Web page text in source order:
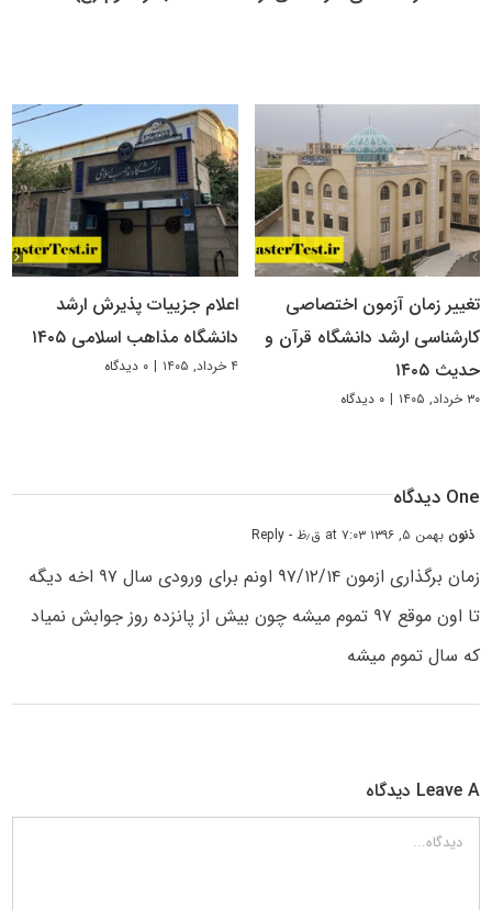
تغییر زمان آزمون اختصاصی
کارشناسی ارشد دانشگاه قرآن و
حدیث ۱۴۰۵
۳۰ خرداد, ۱۴۰۵ | ۰ دیدگاه
اعلام جزییات پذیرش ارشد
دانشگاه مذاهب اسلامی ۱۴۰۵
۴ خرداد, ۱۴۰۵ | ۰ دیدگاه
One دیدگاه
ذنون بهمن ۵, ۱۳۹۶ at ۷:۰۳ ق٫ظ - Reply
زمان برگذاری ازمون ۹۷/۱۲/۱۴ اونم برای ورودی سال ۹۷ اخه دیگه
تا اون موقع ۹۷ تموم میشه چون بیش از پانزده روز جوابش نمیاد
که سال تموم میشه
Leave A دیدگاه
دیدگاه